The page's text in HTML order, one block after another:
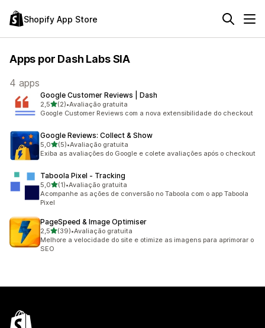
Shopify App Store
Apps por Dash Labs SIA
4 apps
Google Customer Reviews | Dash
2,5de 5 estrelas
(2)
2 avaliações ao todo
•Avaliação gratuita
Google Customer Reviews com a nova extensibilidade do checkout
Google Reviews: Collect & Show
5,0de 5 estrelas
(5)
5 avaliações ao todo
•Avaliação gratuita
Exiba as avaliações do Google e colete avaliações após o checkout
Taboola Pixel ‑ Tracking
5,0de 5 estrelas
(1)
1 avaliações ao todo
•Avaliação gratuita
Acompanhe as ações de conversão no Taboola com o app Taboola
Pixel
PageSpeed & Image Optimiser
2,5de 5 estrelas
(39)
39 avaliações ao todo
•Avaliação gratuita
Melhore a velocidade do site e otimize as imagens para aprimorar o
SEO